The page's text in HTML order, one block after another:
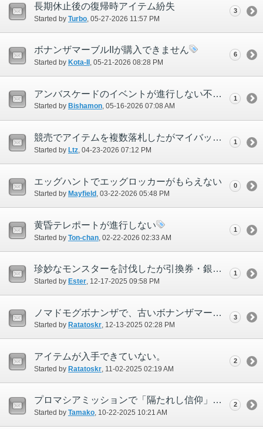
長期休止後の復帰時アイテム紛失
Started by Turbo ‎, 05-27-2026 11:57 PM
3
ボナンザマーブルIIが購入できません
Started by Kota-II ‎, 05-21-2026 08:28 PM
6
アンバスケードのイベントが進行しない不具合について
Started by Bishamon‎, 05-16-2026 07:08 AM
1
競売でアイテムを複数落札したがマイバッグに反映されなかった
Started by Ltz ‎, 04-23-2026 07:12 PM
1
エッグハントでエッグロッカーがもらえない
Started by Mayfield ‎, 03-22-2026 05:48 PM
0
黄昏テレポートが進行しない
Started by Ton-chan ‎, 02-22-2026 02:33 AM
1
珍妙なモンスターを討伐したが引換券・銀が入手できなかった
Started by Ester‎, 12-17-2025 09:58 PM
1
ノマドモグボナンザで、古いボナンザマーブルIIを破棄しても新規購入ができない。
Started by Ratatoskr‎, 12-13-2025 02:28 PM
3
アイテムが入手できていない。
Started by Ratatoskr ‎, 11-02-2025 02:19 AM
2
プロマシアミッションで「隔たれし信仰」の不具合
Started by Tamako‎, 10-22-2025 10:21 AM
2